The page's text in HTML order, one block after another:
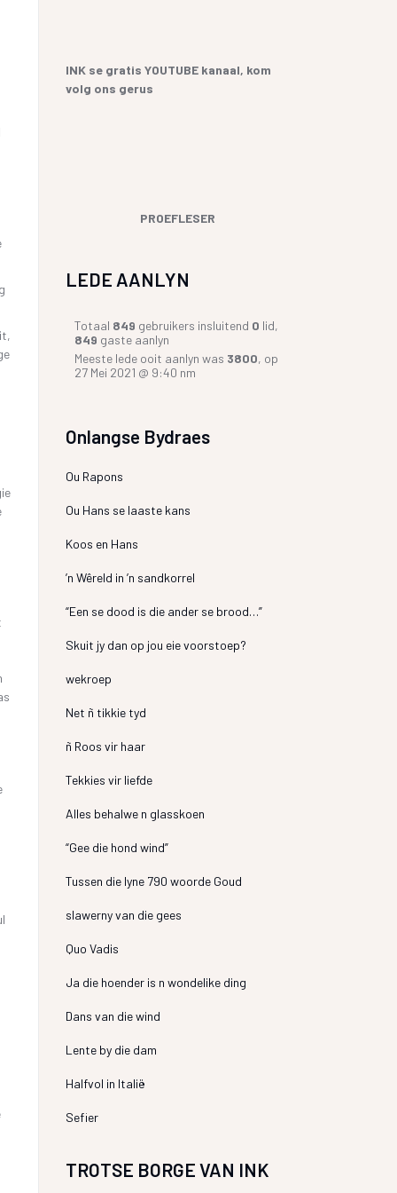
GESKIEDENIS
HENNING VAN
INK se gratis YOUTUBE kanaal, kom
volg ons gerus
PROEFLESER
LEDE AANLYN
Totaal 849 gebruikers insluitend 0 lid,
849 gaste aanlyn
Meeste lede ooit aanlyn was 3800, op
27 Mei 2021 @ 9:40 nm
Onlangse Bydraes
Ou Rapons
Ou Hans se laaste kans
Koos en Hans
’n Wêreld in ’n sandkorrel
“Een se dood is die ander se brood…”
Skuit jy dan op jou eie voorstoep?
wekroep
Net ñ tikkie tyd
ñ Roos vir haar
Tekkies vir liefde
Alles behalwe n glasskoen
“Gee die hond wind”
Tussen die lyne 790 woorde Goud
slawerny van die gees
Quo Vadis
Ja die hoender is n wondelike ding
Dans van die wind
Lente by die dam
Halfvol in Italië
Sefier
TROTSE BORGE VAN INK